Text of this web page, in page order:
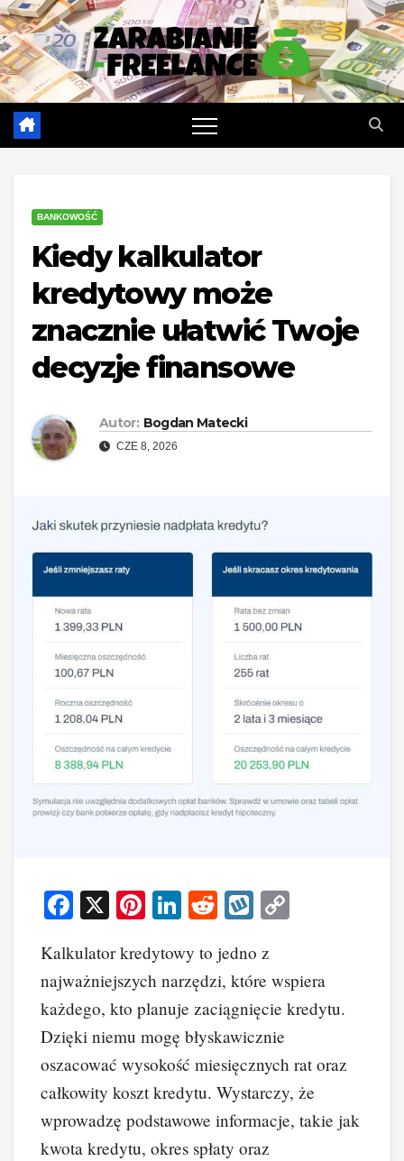
Skip
to
content
BANKOWOŚĆ
Kiedy kalkulator
kredytowy może
znacznie ułatwić Twoje
decyzje finansowe
Autor: Bogdan Matecki
CZE 8, 2026
F
c
e
b
o
o
k
X
Pi
er
e
st
Li
k
e
dI
n
R
d
di
t
W
o
p
y
Li
k
Kalkulator kredytowy to jedno z
najważniejszych narzędzi, które wspiera
każdego, kto planuje zaciągnięcie kredytu.
Dzięki niemu mogę błyskawicznie
oszacować wysokość miesięcznych rat oraz
całkowity koszt kredytu. Wystarczy, że
wprowadzę podstawowe informacje, takie jak
kwota kredytu, okres spłaty oraz